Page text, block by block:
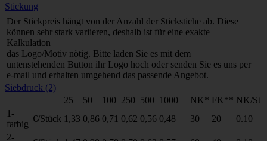
Stickung
Der Stickpreis hängt von der Anzahl der Stickstiche ab. Diese
können sehr stark variieren, deshalb ist für eine exakte
Kalkulation
das Logo/Motiv nötig. Bitte laden Sie es mit dem
untenstehenden Button ihr Logo hoch oder senden Sie es uns per
e-mail und erhalten umgehend das passende Angebot.
Siebdruck (2)
25
50 100 250 500 1000 NK* FK** NK/St
1-
farbig
€/Stück 1,33 0,86 0,71 0,62 0,56 0,48 30 20
0.10
2-